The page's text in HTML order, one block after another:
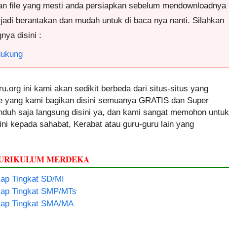
file yang mesti anda persiapkan sebelum mendownloadnya
berantakan dan mudah untuk di baca nya nanti. Silahkan
disini :
ini kami akan sedikit berbeda dari situs-situs yang
yang kami bagikan disini semuanya GRATIS dan Super
saja langsung disini ya, dan kami sangat memohon untuk
kepada sahabat, Kerabat atau guru-guru lain yang
MERDEKA
Tingkat SD/MI
Tingkat SMP/MTs
Tingkat SMA/MA